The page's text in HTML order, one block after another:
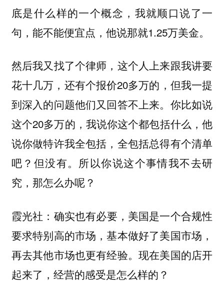
底是什么样的一个概念，我就顺口说了一
句，能不能便宜点，他说那就1.25万美金。
然后我又找了个律师，这个人上来跟我讲要
花十几万，还有个报价20多万的，但我一提
到深入的问题他们又回答不上来。你比如说
这个20多万的，我说你这个都包括什么，他
说你做特许我全包括，全包括总得有个清单
吧？但没有。所以你说这个事情我不去研
究，那怎么办呢？
霞光社 ：确实也有必要，美国是一个合规性
要求特别高的市场，基本做好了美国市场，
再去其他市场也更有经验。现在美国的店开
起来了，经营的感受是怎么样的？